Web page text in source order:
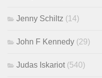
Jenny Schiltz (14)
John F Kennedy (29)
Judas Iskariot (540)